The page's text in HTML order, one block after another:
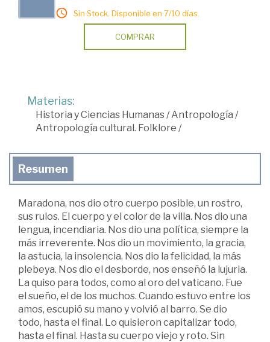
Sin Stock. Disponible en 7/10 días.
COMPRAR
Materias:
Historia y Ciencias Humanas /Antropología /
Antropología cultural. Folklore /
Resumen
Maradona, nos dio otro cuerpo posible, un rostro,
sus rulos. El cuerpo y el color de la villa. Nos dio una
lengua, incendiaria. Nos dio una política, siempre la
más irreverente. Nos dio un movimiento, la gracia,
la astucia, la insolencia. Nos dio la felicidad, la más
plebeya. Nos dio el desborde, nos enseñó la lujuria.
La quiso para todos, como al oro del vaticano. Fue
el sueño, el de los muchos. Cuando estuvo entre los
amos, escupió su mano y volvió al barro. Se dio
todo, hasta el final. Lo quisieron capitalizar todo,
hasta el final. Hasta su cuerpo viejo y roto. Sin